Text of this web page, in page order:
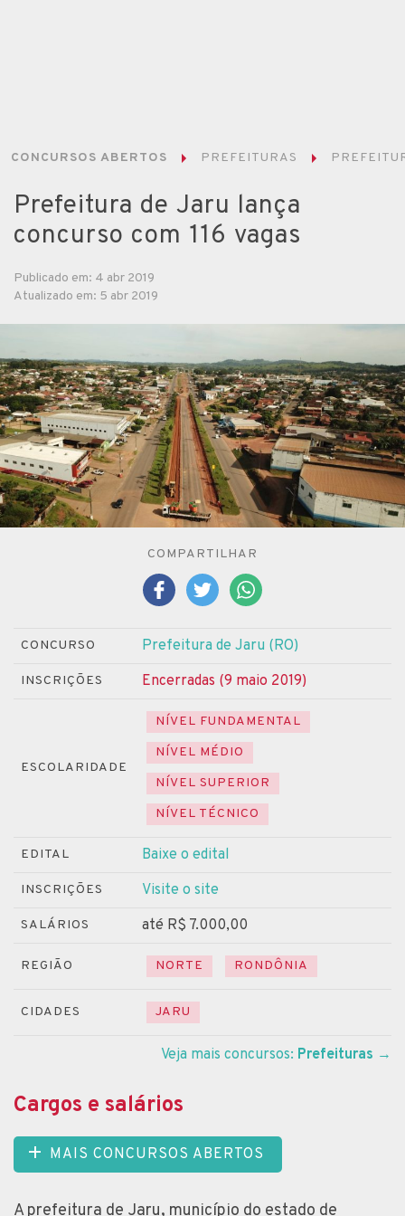
CONCURSOS ABERTOS PREFEITURAS
Prefeitura de Jaru lança
concurso com 116 vagas
Publicado em: 4 abr 2019
Atualizado em: 5 abr 2019
COMPARTILHAR
CONCURSO Prefeitura de Jaru (RO)
INSCRIÇÕES Encerradas (9 maio 2019)
ESCOLARIDADE
NÍVEL FUNDAMENTAL
NÍVEL MÉDIO
NÍVEL SUPERIOR
NÍVEL TÉCNICO
EDITAL Baixe o edital
INSCRIÇÕES Visite o site
SALÁRIOS até R$ 7.000,00
REGIÃO NORTE RONDÔNIA
CIDADES JARU
Veja mais concursos: Prefeituras →
Cargos e salários
MAIS CONCURSOS ABERTOS
A prefeitura de Jaru, município do estado de